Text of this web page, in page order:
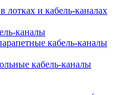
лотках и кабель-каналах
каналы
кабель-каналы
кабель-каналы